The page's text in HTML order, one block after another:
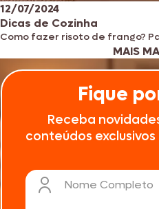
12/07/2024
Dicas de Cozinha
Como fazer risoto de frango?
MAIS
Fique
Receba
conteúdos
Nome Completo